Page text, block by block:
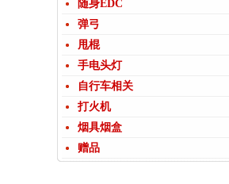
随身EDC
弹弓
甩棍
手电头灯
自行车相关
打火机
烟具烟盒
赠品